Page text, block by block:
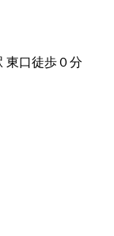
東口徒歩０分